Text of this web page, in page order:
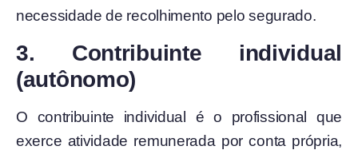
necessidade de recolhimento pelo segurado.
3. Contribuinte individual
(autônomo)
O contribuinte individual é o profissional que
exerce atividade remunerada por conta própria,